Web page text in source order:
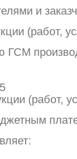
и
(работ,
ГСМ
(работ,